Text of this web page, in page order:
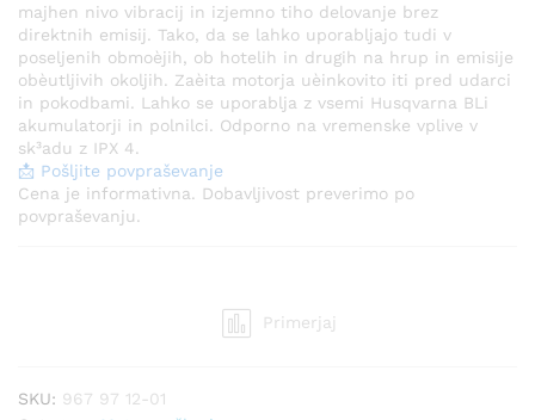
majhen nivo vibracij in izjemno tiho delovanje brez
direktnih emisij. Tako, da se lahko uporabljajo tudi v
poseljenih obmoèjih, ob hotelih in drugih na hrup in emisije
obèutljivih okoljih. Zaèita motorja uèinkovito iti pred udarci
in pokodbami. Lahko se uporablja z vsemi Husqvarna BLi
akumulatorji in polnilci. Odporno na vremenske vplive v
sk³adu z IPX 4.
📩 Pošljite povpraševanje
Cena je informativna. Dobavljivost preverimo po
povpraševanju.
Primerjaj
SKU: 967 97 12-01